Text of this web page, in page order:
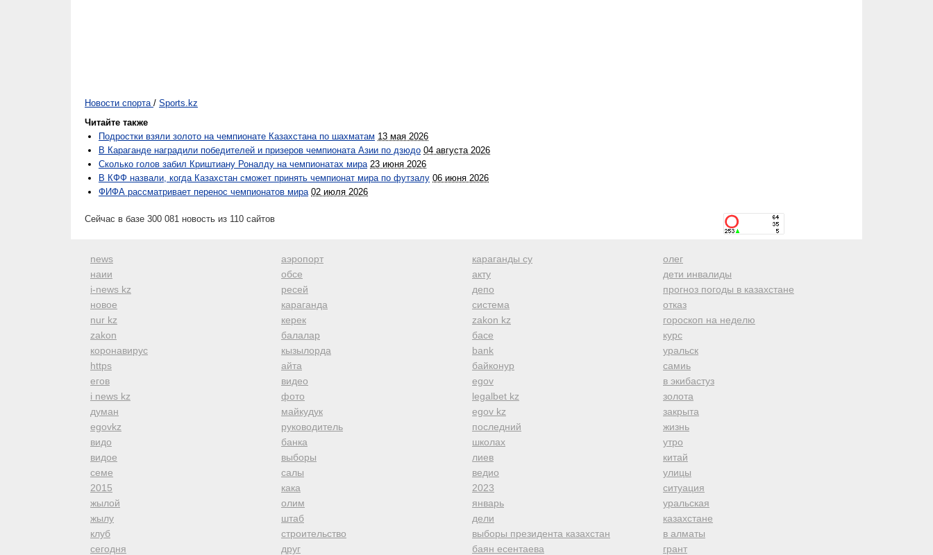
Новости спорта / Sports.kz
Читайте также
Подростки взяли золото на чемпионате Казахстана по шахматам 13 мая 2026
В Караганде наградили победителей и призеров чемпионата Азии по дзюдо 04 августа 2026
Сколько голов забил Криштиану Роналду на чемпионатах мира 23 июня 2026
В КФФ назвали, когда Казахстан сможет принять чемпионат мира по футзалу 06 июня 2026
ФИФА рассматривает перенос чемпионатов мира 02 июля 2026
Сейчас в базе 300 081 новость из 110 сайтов
news
наии
i-news kz
новое
nur kz
zakon
коронавирус
https
егов
i news kz
думан
egovkz
видо
видое
семе
2015
жылой
жылу
клуб
сегодня
аэропорт
обсе
ресей
караганда
керек
балалар
кызылорда
айта
видео
фото
майкудук
руководитель
банка
выборы
салы
кака
олим
штаб
строительство
друг
караганды су
акту
депо
система
zakon kz
басе
bank
байконур
egov
legalbet kz
egov kz
последний
школах
лиев
ведио
2023
январь
дели
выборы президента казахстан
баян есентаева
олег
дети инвалиды
прогноз погоды в казахстане
отказ
гороскоп на неделю
курс
уральск
самиь
в экибастуз
золота
закрыта
жизнь
утро
китай
улицы
ситуация
уральская
казахстане
в алматы
грант